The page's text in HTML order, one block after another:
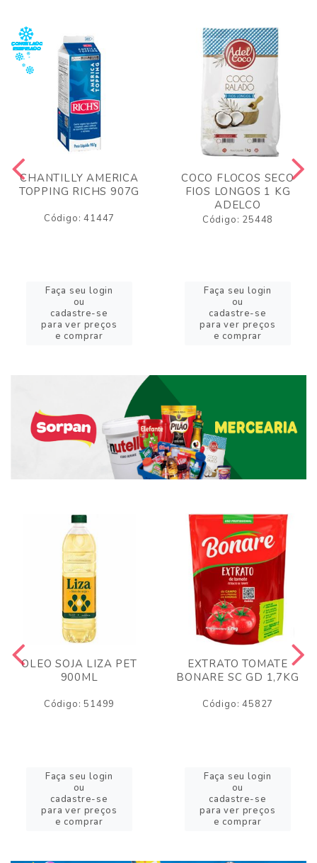
CHANTILLY AMERICA
TOPPING RICHS 907G
Código: 41447
Faça seu login
ou
cadastre-se
para ver preços
e comprar
COCO FLOCOS SECO
FIOS LONGOS 1 KG
ADELCO
Código: 25448
Faça seu login
ou
cadastre-se
para ver preços
e comprar
OLEO SOJA LIZA PET
900ML
Código: 51499
Faça seu login
ou
cadastre-se
para ver preços
e comprar
EXTRATO TOMATE
BONARE SC GD 1,7KG
Código: 45827
Faça seu login
ou
cadastre-se
para ver preços
e comprar